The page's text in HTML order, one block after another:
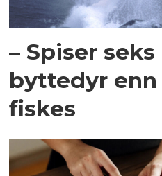
– Spiser
byttedyr
fiskes